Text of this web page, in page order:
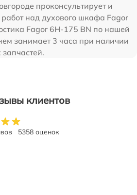
проконсультирует и
работ над духового шкафа Fagor
Fagor 6H-175 BN по нашей
занимает 3 часа при наличии
клиентов
5358 оценок